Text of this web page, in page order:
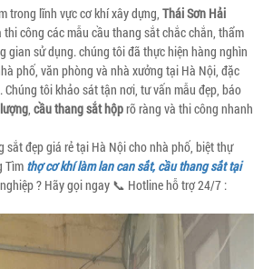
trong lĩnh vực cơ khí xây dựng, Thái Sơn Hải
thi công các mẫu cầu thang sắt chắc chắn, thẩm
gian sử dụng. chúng tôi đã thực hiện hàng nghìn
phố, văn phòng và nhà xưởng tại Hà Nội, đặc
tôi khảo sát tận nơi, tư vấn mẫu đẹp, báo
, cầu thang sắt hộprõ ràng và thi công nhanh
sắt đẹp giá rẻ tại Hà Nội cho nhà phố, biệt thự
Tìm thợ cơ khí làm lan can sắt, cầu thang sắt tại
? Hãy gọi ngay 📞 Hotline hỗ trợ 24/7 :